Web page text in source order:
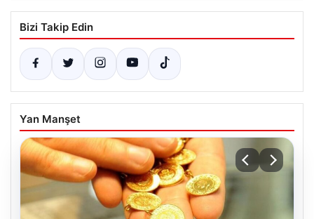
Bizi Takip Edin
Yan Manşet